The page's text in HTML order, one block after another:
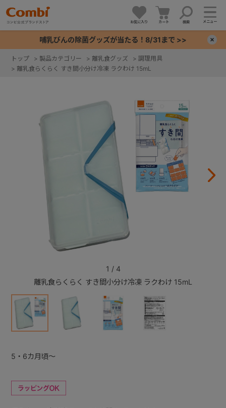
お気に入り カート 検索 メニュー
哺乳びんの除菌グッズが当たる！8/31まで >>
トップ > 製品カテゴリー > 離乳食グッズ > 調理用具
> 離乳食らくらく すき間小分け冷凍 ラクわけ 15mL
離乳食らくらく すき間小分け冷凍 ラクわけ 15mL
1 / 4
5・6カ月頃～